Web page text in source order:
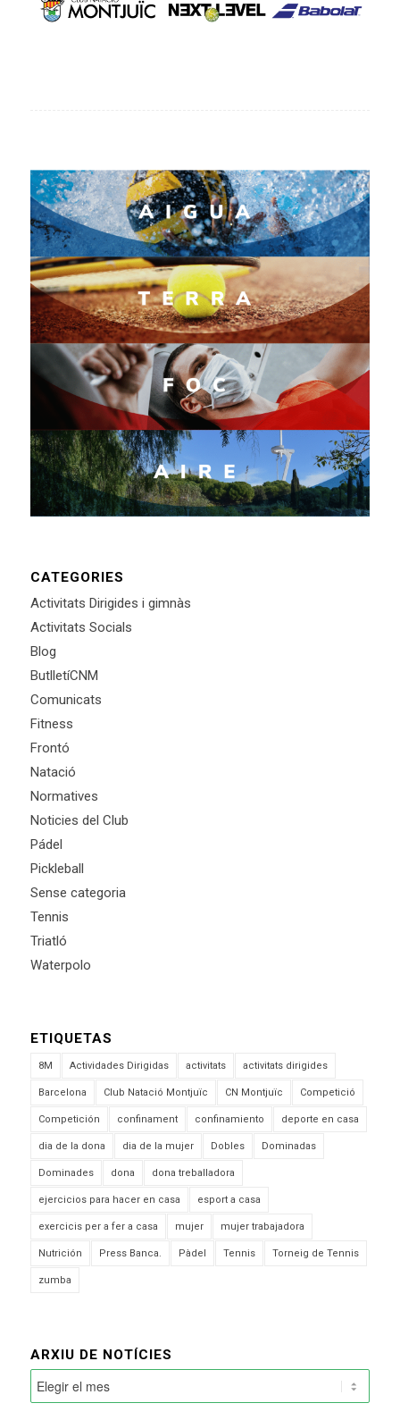
CATEGORIES
Activitats Dirigides i gimnàs
Activitats Socials
Blog
ButlletíCNM
Comunicats
Fitness
Frontó
Natació
Normatives
Noticies del Club
Pádel
Pickleball
Sense categoria
Tennis
Triatló
Waterpolo
ETIQUETAS
8M Actividades Dirigidas activitats activitats dirigides
Barcelona Club Natació Montjuïc CN Montjuïc Competició
Competición confinament confinamiento deporte en casa
dia de la dona dia de la mujer Dobles Dominadas
Dominades dona dona treballadora
ejercicios para hacer en casa esport a casa
exercicis per a fer a casa mujer mujer trabajadora
Nutrición Press Banca. Pàdel Tennis Torneig de Tennis
zumba
ARXIU DE NOTÍCIES